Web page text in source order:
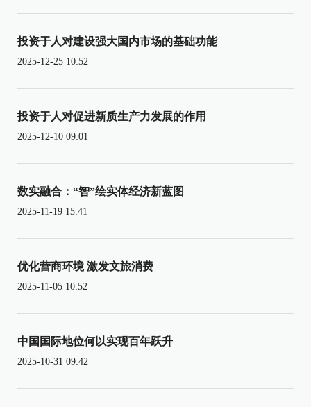
投资于人对建设强大国内市场的基础功能
2025-12-25 10:52
投资于人对促进新质生产力发展的作用
2025-12-10 09:01
数实融合：“智”绘实体经济新蓝图
2025-11-19 15:41
优化营商环境 激发文旅消费
2025-11-05 10:52
中国国际地位何以实现百年跃升
2025-10-31 09:42